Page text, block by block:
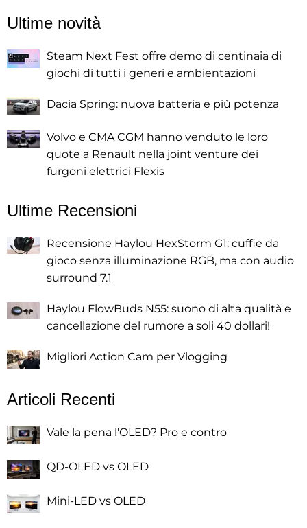
Ultime novità
Steam Next Fest offre demo di centinaia di
giochi di tutti i generi e ambientazioni
Dacia Spring: nuova batteria e più potenza
Volvo e CMA CGM hanno venduto le loro
quote a Renault nella joint venture dei
furgoni elettrici Flexis
Ultime Recensioni
Recensione Haylou HexStorm G1: cuffie da
gioco senza illuminazione RGB, ma con audio
surround 7.1
Haylou FlowBuds N55: suono di alta qualità e
cancellazione del rumore a soli 40 dollari!
Migliori Action Cam per Vlogging
Articoli Recenti
Vale la pena l'OLED? Pro e contro
QD-OLED vs OLED
Mini-LED vs OLED